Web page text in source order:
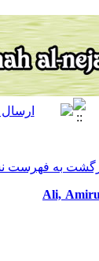
به فهرست
‘Ali,